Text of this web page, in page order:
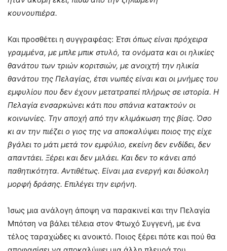
κουνουπιέρα.
Και προσθέτει η συγγραφέας: Έτσι όπως είναι πρόχειρα
γραμμένα, με μπλε μπικ στυλό, τα ονόματα και οι ηλικίες
θανάτου των τριών κοριτσιών, με ανοιχτή την ηλικία
θανάτου της Πελαγίας, έτσι νωπές είναι και οι μνήμες του
εμφυλίου που δεν έχουν μετατραπεί πλήρως σε ιστορία. Η
Πελαγία ενσαρκώνει κάτι που σπάνια κατακτούν οι
κοινωνίες. Την αποχή από την κλιμάκωση της βίας. Όσο
κι αν την πιέζει ο γιος της να αποκαλύψει ποιος της είχε
βγάλει το μάτι μετά τον εμφύλιο, εκείνη δεν ενδίδει, δεν
απαντάει. Ξέρει και δεν μιλάει. Και δεν το κάνει από
παθητικότητα. Αντιθέτως. Είναι μια ενεργή και δύσκολη
μορφή δράσης. Επιλέγει την ειρήνη.
Ίσως μια ανάλογη άποψη να παρακινεί και την Πελαγία
Μπότση να βάλει τέλεια στον Φτωχό Συγγενή, με ένα
τέλος ταραχώδες κι ανοικτό. Ποιος ξέρει πότε και πού θα